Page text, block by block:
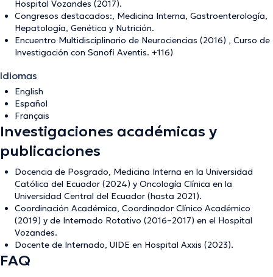
Hospital Vozandes (2017).
Congresos destacados:, Medicina Interna, Gastroenterología,
Hepatología, Genética y Nutrición.
Encuentro Multidisciplinario de Neurociencias (2016) , Curso de
Investigación con Sanofi Aventis. +116)
Idiomas
English
Español
Français
Investigaciones académicas y
publicaciones
Docencia de Posgrado, Medicina Interna en la Universidad
Católica del Ecuador (2024) y Oncología Clínica en la
Universidad Central del Ecuador (hasta 2021).
Coordinación Académica, Coordinador Clínico Académico
(2019) y de Internado Rotativo (2016–2017) en el Hospital
Vozandes.
Docente de Internado, UIDE en Hospital Axxis (2023).
FAQ